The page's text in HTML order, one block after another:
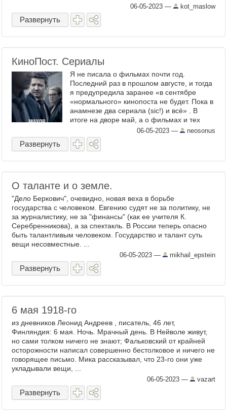
знает, как их зовут? "Красный смех" ...
06-05-2023 — kot_maslow
Развернуть
КиноПост. Сериалы
Я не писала о фильмах почти год.
Последний раз в прошлом августе, и тогда
я предупредила заранее «в сентябре
«нормального» кинопоста не будет. Пока в
анамнезе два сериала (sic!) и всё» . В
итоге на дворе май, а о фильмах и тех
самых сериалах ни слуху ни духу.
Откровенно говоря, я даже не ...
06-05-2023 — neosonus
Развернуть
О таланте и о земле.
"Дело Беркович", очевидно, новая веха в борьбе
государства с человеком. Евгению судят не за политику, не
за журналистику, не за "финансы" (как ее учителя К.
Серебренникова), а за спектакль. В России теперь опасно
быть талантливым человеком. Государство и талант суть
вещи несовместные. ...
06-05-2023 — mikhail_epstein
Развернуть
6 мая 1918-го
из дневников Леонид Андреев , писатель, 46 лет,
Финляндия: 6 мая. Ночь. Мрачный день. В Нейволе живут,
но сами толком ничего не знают; Фальковский от крайней
осторожности написал совершенно бестолковое и ничего не
говорящее письмо. Мика рассказывал, что 23-го они уже
укладывали вещи, ...
06-05-2023 — vazart
Развернуть